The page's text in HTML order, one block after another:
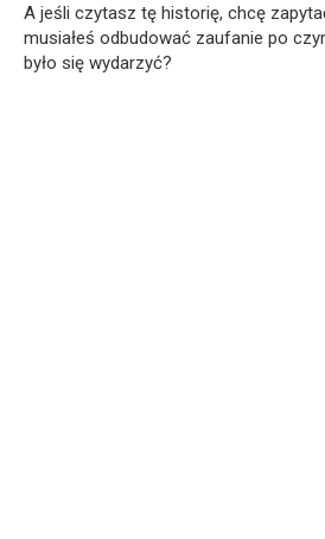
A jeśli czytasz tę historię, chcę
musiałeś odbudować zaufanie po
było się wydarzyć?